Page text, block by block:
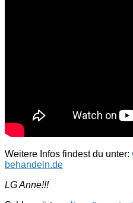
Weitere Infos findest du unter:
behandeln.de
LG Anne!!!